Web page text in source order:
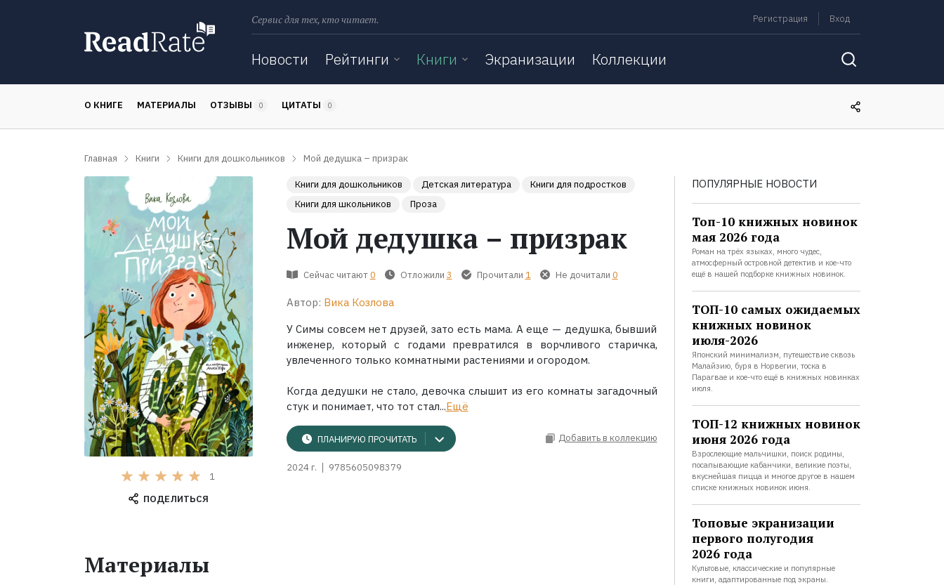
Сервис для тех, кто читает. Регистрация Вход
Новости Рейтинги Книги Экранизации Коллекции
О КНИГЕ МАТЕРИАЛЫ ОТЗЫВЫ 0 ЦИТАТЫ 0
Главная Книги Книги для дошкольников Мой дедушка – призрак
1
ПОДЕЛИТЬСЯ
Книги для дошкольников Детская литература
Книги для подростков
Книги для школьников
Проза
Мой дедушка – призрак
Сейчас читают 0 Отложили 3 Прочитали 1 Не дочитали 0
Автор: Вика Козлова
У Симы совсем нет друзей, зато есть мама. А еще — дедушка, бывший
инженер, который с годами превратился в ворчливого старичка,
увлеченного только комнатными растениями и огородом.
Когда дедушки не стало, девочка слышит из его комнаты загадочный
стук и понимает, что тот стал...Ещё
ПЛАНИРУЮ ПРОЧИТАТЬ Добавить в коллекцию
2024 г. 9785605098379
Материалы
ПОПУЛЯРНЫЕ НОВОСТИ
Топ-10 книжных новинок
мая 2026 года
Роман на трёх языках, много чудес,
атмосферный островной детектив и кое-что
ещё в нашей подборке книжных новинок.
ТОП-10 самых ожидаемых
книжных новинок
июля-2026
Японский минимализм, путешествие сквозь
Малайзию, буря в Норвегии, тоска в
Парагвае и кое-что ещё в книжных новинках
июля.
ТОП-12 книжных новинок
июня 2026 года
Взрослеющие мальчишки, поиск родины,
посапывающие кабанчики, великие поэты,
вкуснейшая пицца и многое другое в нашем
списке книжных новинок июня.
Топовые экранизации
первого полугодия
2026 года
Культовые, классические и популярные
книги, адаптированные под экраны.